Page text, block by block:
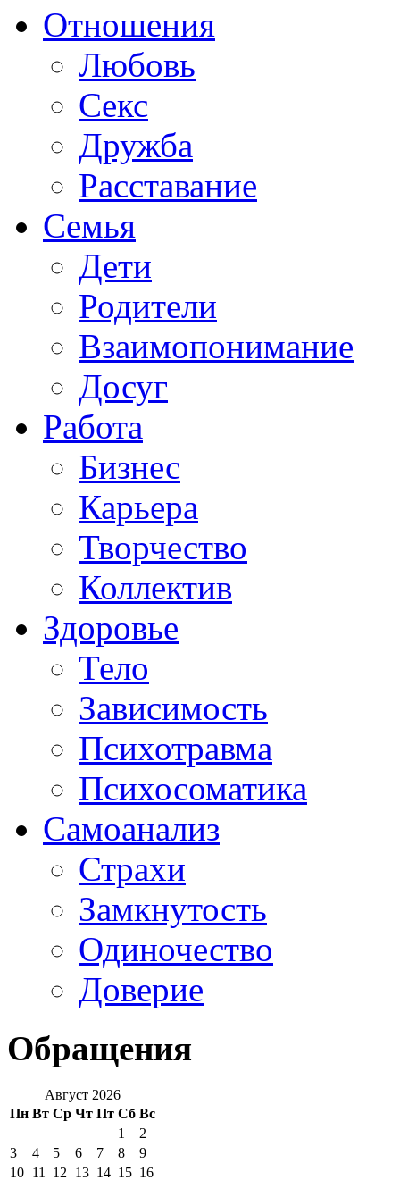
Отношения
Любовь
Секс
Дружба
Расставание
Семья
Дети
Родители
Взаимопонимание
Досуг
Работа
Бизнес
Карьера
Творчество
Коллектив
Здоровье
Тело
Зависимость
Психотравма
Психосоматика
Самоанализ
Страхи
Замкнутость
Одиночество
Доверие
Обращения
Август 2026
Пн Вт Ср Чт Пт Сб Вс
1
2
3
4 5 6 7 8
9
10 11 12 13 14 15 16